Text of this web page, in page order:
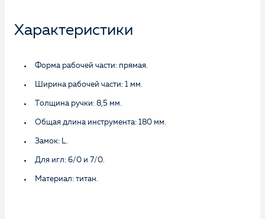
Характеристики
Форма рабочей части: прямая.
Ширина рабочей части: 1 мм.
Толщина ручки: 8,5 мм.
Общая длина инструмента: 180 мм.
Замок: L.
Для игл: 6/0 и 7/0.
Материал: титан.